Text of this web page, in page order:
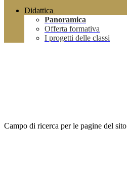
Didattica
Panoramica
Offerta formativa
I progetti delle classi
Campo di ricerca per le pagine del sito